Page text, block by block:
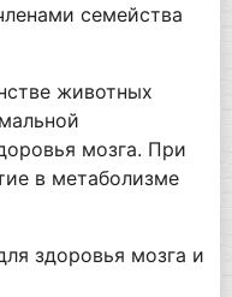
семейства
животных
мозга. При
в метаболизме
здоровья мозга и